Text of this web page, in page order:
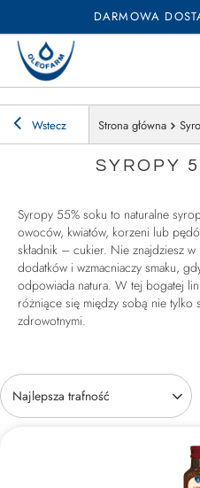
DARMOWA
Wstecz Strona główna
SYROPY
Syropy 55% soku to naturalne
owoców, kwiatów, korzeni lub
składnik – cukier. Nie znajdziesz
dodatków i wzmacniaczy smaku,
odpowiada natura. W tej bogatej
różniące się między sobą nie tylko
zdrowotnymi.
Zmień sortowanie
Najlepsza trafność